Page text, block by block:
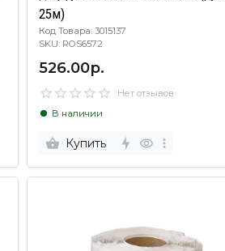
25м)
Код Товара: 3015137
SKU: ROS6572
526.00р.
Нет отзывов
В наличии
Купить